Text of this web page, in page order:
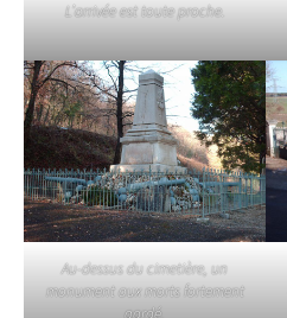
L’arrivée est toute proche.
Au-dessus du cimetière, un
monument aux morts fortement
gardé.